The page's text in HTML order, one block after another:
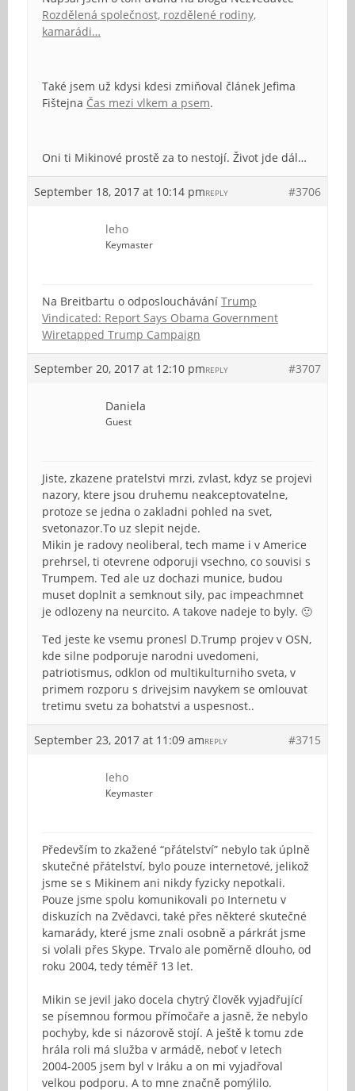
Rozdělená společnost, rozdělené rodiny,
kamarádi…
Také jsem už kdysi kdesi zmiňoval článek Jefima
Fištejna Čas mezi vlkem a psem.
Oni ti Mikinové prostě za to nestojí. Život jde dál…
September 18, 2017 at 10:14 pm #3706
REPLY
leho
Keymaster
Na Breitbartu o odposlouchávání Trump
Vindicated: Report Says Obama Government
Wiretapped Trump Campaign
September 20, 2017 at 12:10 pm #3707
REPLY
Daniela
Guest
Jiste, zkazene pratelstvi mrzi, zvlast, kdyz se projevi
nazory, ktere jsou druhemu neakceptovatelne,
protoze se jedna o zakladni pohled na svet,
svetonazor.To uz slepit nejde.
Mikin je radovy neoliberal, tech mame i v Americe
prehrsel, ti otevrene odporuji vsechno, co souvisi s
Trumpem. Ted ale uz dochazi munice, budou
muset doplnit a semknout sily, pac impeachmnet
je odlozeny na neurcito. A takove nadeje to byly. 🙂
Ted jeste ke vsemu pronesl D.Trump projev v OSN,
kde silne podporuje narodni uvedomeni,
patriotismus, odklon od multikulturniho sveta, v
primem rozporu s drivejsim navykem se omlouvat
tretimu svetu za bohatstvi a uspesnost..
September 23, 2017 at 11:09 am #3715
REPLY
leho
Keymaster
Především to zkažené “přátelství” nebylo tak úplně
skutečné přátelství, bylo pouze internetové, jelikož
jsme se s Mikinem ani nikdy fyzicky nepotkali.
Pouze jsme spolu komunikovali po Internetu v
diskuzích na Zvědavci, také přes některé skutečné
kamarády, které jsme znali osobně a párkrát jsme
si volali přes Skype. Trvalo ale poměrně dlouho, od
roku 2004, tedy téměř 13 let.
Mikin se jevil jako docela chytrý člověk vyjadřující
se písemnou formou přímočaře a jasně, že nebylo
pochyby, kde si názorově stojí. A ještě k tomu zde
hrála roli má služba v armádě, neboť v letech
2004-2005 jsem byl v Iráku a on mi vyjadřoval
velkou podporu. A to mne značně pomýlilo.